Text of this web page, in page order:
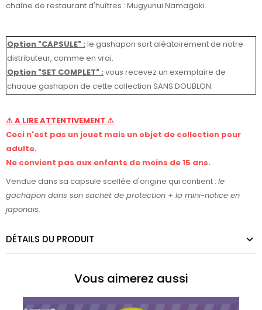
chaîne de restaurant d'huîtres : Mugyunui Namagaki.
Option "CAPSULE" : le gashapon sort aléatoirement de notre
distributeur, comme en vrai.
Option "SET COMPLET" : vous recevez un exemplaire de
chaque gashapon de cette collection SANS DOUBLON.
⚠ A LIRE ATTENTIVEMENT ⚠
Ceci n'est pas un jouet mais un objet de collection pour
adulte.
Ne convient pas aux enfants de moins de 15 ans.
Vendue dans sa capsule scellée d'origine qui contient : le
gachapon dans son sachet de protection + la mini-notice en
japonais.
DÉTAILS DU PRODUIT
Vous aimerez aussi